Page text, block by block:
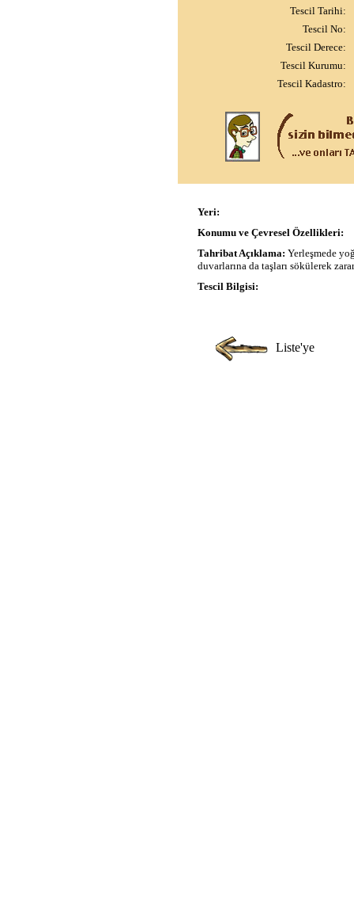
Tescil Tarihi:
Tescil No:
Tescil Derece:
Tescil Kurumu:
Tescil Kadastro:
Yeri:
Konumu ve Çevresel Özellikleri:
Tahribat Açıklama: Yerleşmede
duvarlarına da taşları sökülerek
Tescil Bilgisi:
Liste'ye